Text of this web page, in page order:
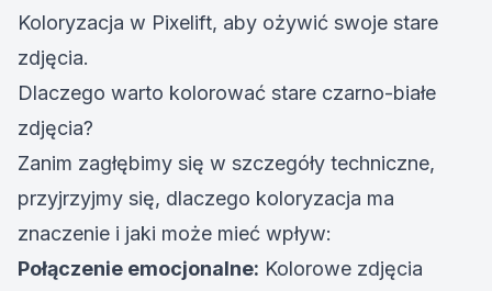
Koloryzacja w Pixelift, aby ożywić swoje stare
zdjęcia.
Dlaczego warto kolorować stare czarno-białe
zdjęcia?
Zanim zagłębimy się w szczegóły techniczne,
przyjrzyjmy się, dlaczego koloryzacja ma
znaczenie i jaki może mieć wpływ:
Połączenie emocjonalne: Kolorowe zdjęcia